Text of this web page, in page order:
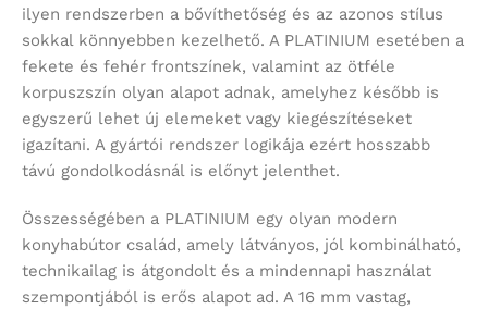
ilyen rendszerben a bővíthetőség és az azonos stílus
sokkal könnyebben kezelhető. A PLATINIUM esetében a
fekete és fehér frontszínek, valamint az ötféle
korpuszszín olyan alapot adnak, amelyhez később is
egyszerű lehet új elemeket vagy kiegészítéseket
igazítani. A gyártói rendszer logikája ezért hosszabb
távú gondolkodásnál is előnyt jelenthet.
Összességében a PLATINIUM egy olyan modern
konyhabútor család, amely látványos, jól kombinálható,
technikailag is átgondolt és a mindennapi használat
szempontjából is erős alapot ad. A 16 mm vastag,